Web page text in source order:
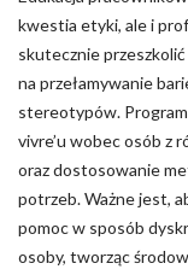
kwestia etyki, ale i
skutecznie przeszkolić
na przełamywanie
stereotypów.
vivre’u wobec osób z
oraz dostosowanie
potrzeb. Ważne jest,
pomoc w sposób
osoby, tworząc